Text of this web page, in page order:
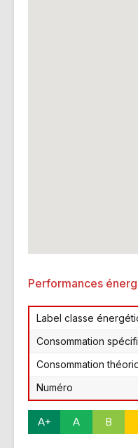
Performances
Label classe
Consommation
Consommation
Numéro
A+ A B